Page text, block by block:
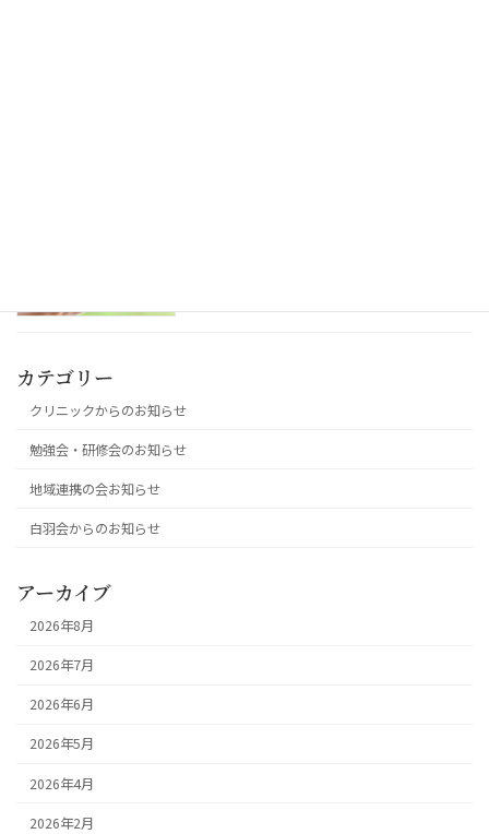
カテゴリー
クリニックからのお知らせ
勉強会・研修会のお知らせ
地域連携の会お知らせ
白羽会からのお知らせ
アーカイブ
2026年8月
2026年7月
2026年6月
2026年5月
2026年4月
2026年2月